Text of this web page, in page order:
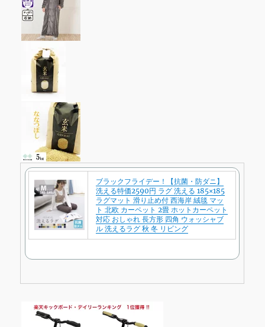
ブラックフライデー！【抗菌・防ダニ】
洗える特価2590円 ラグ 洗える 185×185
ラグマット 滑り止め付 西海岸 絨毯 マッ
ト 北欧 カーペット 2畳 ホットカーペット
対応 おしゃれ 長方形 四角 ウォッシャブ
ル 洗えるラグ 秋 冬 リビング